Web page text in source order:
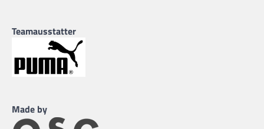
Teamausstatter
Made by